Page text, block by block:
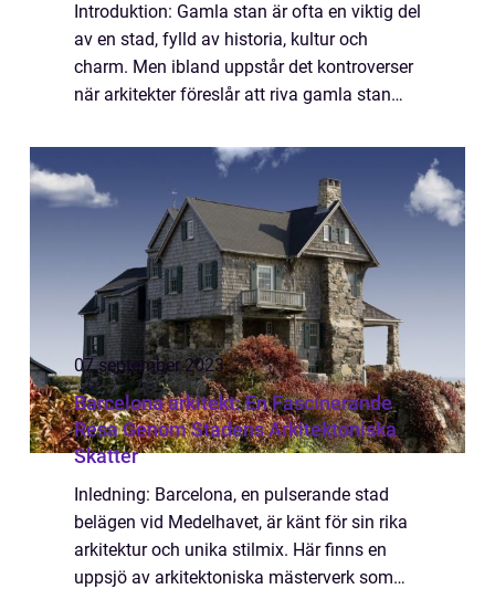
Introduktion: Gamla stan är ofta en viktig del
av en stad, fylld av historia, kultur och
charm. Men ibland uppstår det kontroverser
när arkitekter föreslår att riva gamla stan
Denna artikel kommer att ge en grun...
07 september 2023
Barcelona arkitekt: En Fascinerande
Resa Genom Stadens Arkitektoniska
Skatter
Inledning: Barcelona, en pulserande stad
belägen vid Medelhavet, är känt för sin rika
arkitektur och unika stilmix. Här finns en
uppsjö av arkitektoniska mästerverk som